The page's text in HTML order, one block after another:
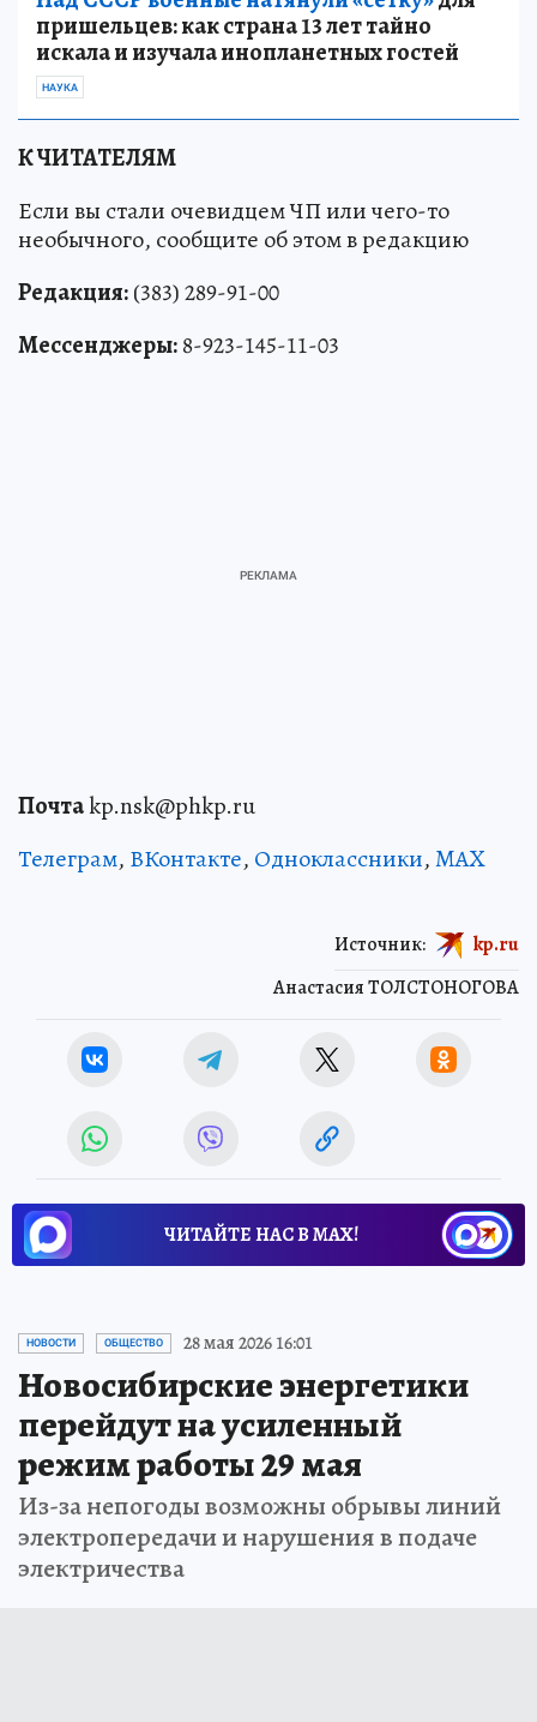
пришельцев: как страна 13 лет тайно
искала и изучала инопланетных гостей
НАУКА
К ЧИТАТЕЛЯМ
Если вы стали очевидцем ЧП или чего-то
необычного, сообщите об этом в редакцию
Редакция:(383) 289-91-00
Мессенджеры:8-923-145-11-03
Почтаkp.nsk@phkp.ru
Телеграм, ВКонтакте, Одноклассники,MAX
Анастасия ТОЛСТОНОГОВА
Источник: kp.ru
ЧИТАЙТЕ НАС В МАХ!
НОВОСТИ ОБЩЕСТВО 28 мая 2026 16:01
Новосибирские энергетики
перейдут на усиленный
режим работы 29 мая
Из-за непогоды возможны обрывы линий
электропередачи и нарушения в подаче
электричества